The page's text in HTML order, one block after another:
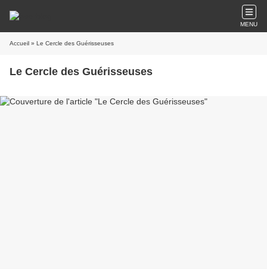
MENU
Accueil » Le Cercle des Guérisseuses
Le Cercle des Guérisseuses